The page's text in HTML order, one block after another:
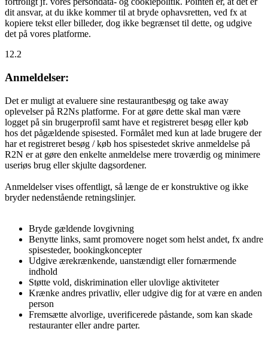
dit ansvar, at du ikke kommer til at bryde ophavsretten, ved fx at
kopiere tekst eller billeder, dog ikke begrænset til dette, og udgive
det på vores platforme.
12.2
Anmeldelser:
Det er muligt at evaluere sine restaurantbesøg og take away
oplevelser på R2Ns platforme. For at gøre dette skal man være
logget på sin brugerprofil samt have et registreret besøg eller køb
hos det pågældende spisested. Formålet med kun at lade brugere der
har et registreret besøg / køb hos spisestedet skrive anmeldelse på
R2N er at gøre den enkelte anmeldelse mere troværdig og minimere
useriøs brug eller skjulte dagsordener.
Anmeldelser vises offentligt, så længe de er konstruktive og ikke
bryder nedenstående retningslinjer.
Bryde gældende lovgivning
Benytte links, samt promovere noget som helst andet, fx andre
spisesteder, bookingkoncepter
Udgive ærekrænkende, uanstændigt eller fornærmende
indhold
Støtte vold, diskrimination eller ulovlige aktiviteter
Krænke andres privatliv, eller udgive dig for at være en anden
person
Fremsætte alvorlige, uverificerede påstande, som kan skade
restauranter eller andre parter.